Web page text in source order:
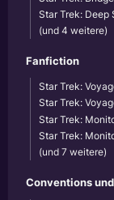
Star Trek: Deep
(und 4 weitere)
Fanfiction
Star Trek:
Star Trek:
Star Trek:
Star Trek:
(und 7 weitere)
Conventions